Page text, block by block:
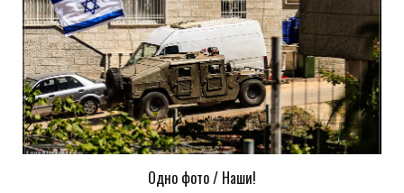
Одно фото / Наши!